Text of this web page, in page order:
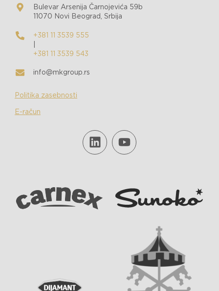
Bulevar Arsenija Čarnojevića 59b
11070 Novi Beograd, Srbija
+381 11 3539 555
+381 11 3539 543
info@mkgroup.rs
Politika zasebnosti
E-račun